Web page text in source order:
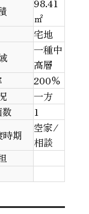
98.41
㎡
宅地
一種中
高層
200％
一方
1
期
空家/
相談
と心地よくな
ート空間」
が描く、美